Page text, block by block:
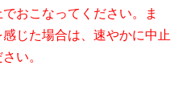
おこなってください。ま
じた場合は、速やかに中止
い。